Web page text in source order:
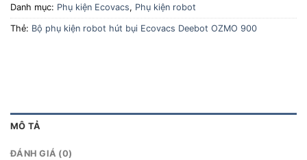
Danh mục: Phụ kiện Ecovacs, Phụ kiện robot
Thẻ: Bộ phụ kiện robot hút bụi Ecovacs Deebot OZMO 900
MÔ TẢ
ĐÁNH GIÁ (0)